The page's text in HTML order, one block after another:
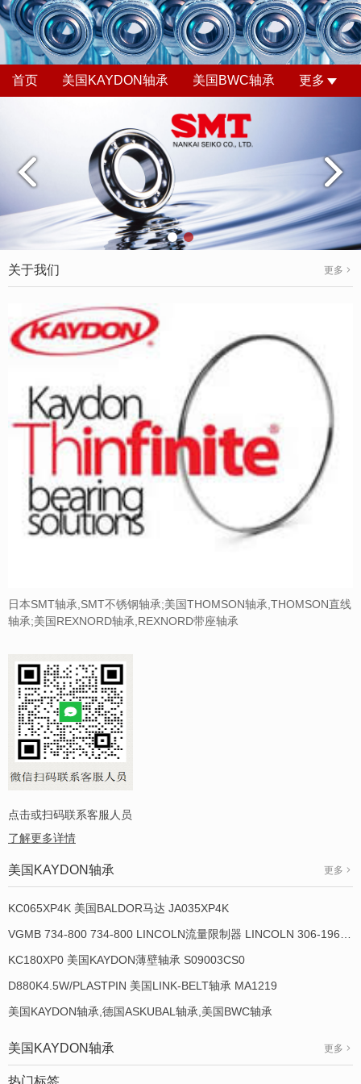
首页 美国KAYDON轴承 美国BWC轴承 更多
关于我们 更多
日本SMT轴承,SMT不锈钢轴承;美国THOMSON轴承,THOMSON直线
轴承;美国REXNORD轴承,REXNORD带座轴承
点击或扫码联系客服人员
了解更多详情
美国KAYDON轴承 更多
KC065XP4K 美国BALDOR马达 JA035XP4K
KC180XP0 美国KAYDON薄壁轴承 S09003CS0
D880K4.5W/PLASTPIN 美国LINK-BELT轴承 MA1219
美国KAYDON轴承,德国ASKUBAL轴承,美国BWC轴承
美国KAYDON轴承 更多
热门标签